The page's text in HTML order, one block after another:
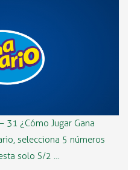
31 ¿Cómo Jugar Gana
selecciona 5 números
solo S/2 …